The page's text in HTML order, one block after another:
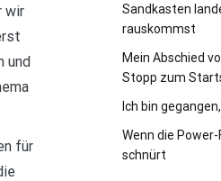
wir
und
für
Sandkasten
rauskommst
Mein Abschied
Stopp zum
Ich bin
Wenn die
schnürt